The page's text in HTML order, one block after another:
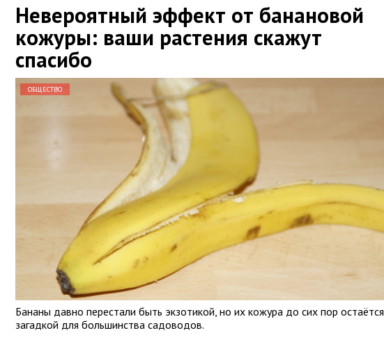
Невероятный эффект от банановой
кожуры: ваши растения скажут
спасибо
ОБЩЕСТВО
Бананы давно перестали быть экзотикой, но их кожура до сих пор остаётся
загадкой для большинства садоводов.